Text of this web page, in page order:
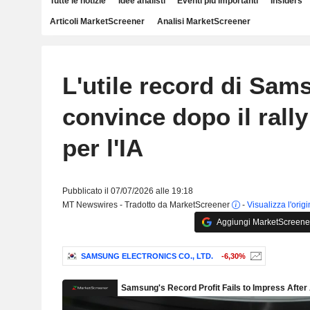
Articoli MarketScreener Analisi MarketScreener
L'utile record di
convince dopo il
per l'IA
Pubblicato il 07/07/2026 alle 19:18
MT Newswires - Tradotto da MarketScreener
- Visualizza
Aggiungi
SAMSUNG ELECTRONICS CO., LTD. -6,30%